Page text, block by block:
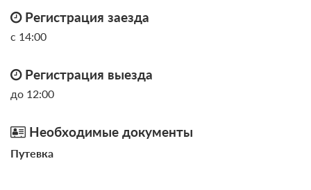
Регистрация заезда
с 14:00
Регистрация выезда
до 12:00
Необходимые документы
Путевка